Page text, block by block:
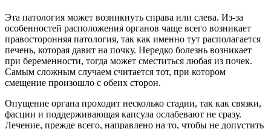
Эта патология может возникнуть справа или слева. Из-за
особенностей расположения органов чаще всего возникает
правосторонняя патология, так как именно тут располагается
печень, которая давит на почку. Нередко болезнь возникает
при беременности, тогда может сместиться любая из почек.
Самым сложным случаем считается тот, при котором
смещение произошло с обеих сторон.
Опущение органа проходит несколько стадии, так как связки,
фасции и поддерживающая капсула ослабевают не сразу.
Лечение, прежде всего, направлено на то, чтобы не допустить